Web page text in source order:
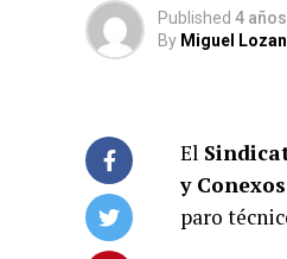
Published 4
By Miguel
El
y
paro